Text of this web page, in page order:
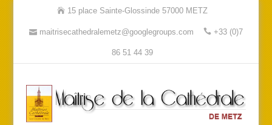
15 place Sainte-Glossinde 57000 METZ
maitrisecathedralemetz@googlegroups.com +33 (0)7
86 51 44 39